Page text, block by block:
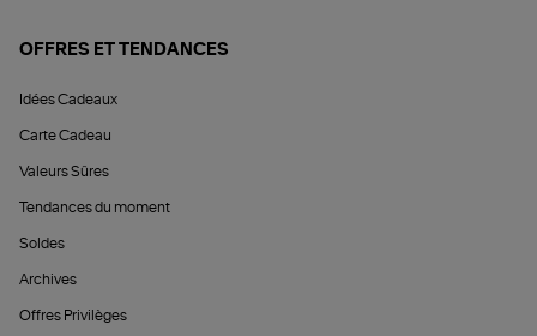
OFFRES ET TENDANCES
Idées Cadeaux
Carte Cadeau
Valeurs Sûres
Tendances du moment
Soldes
Archives
Offres Privilèges